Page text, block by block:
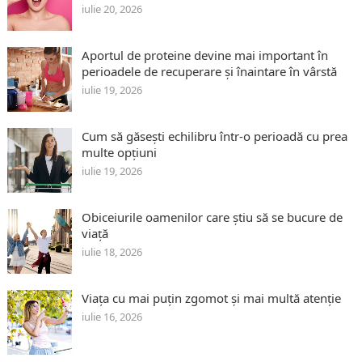
iulie 20, 2026
Aportul de proteine devine mai important în
perioadele de recuperare și înaintare în vârstă
iulie 19, 2026
Cum să găsești echilibru într-o perioadă cu prea
multe opțiuni
iulie 19, 2026
Obiceiurile oamenilor care știu să se bucure de
viață
iulie 18, 2026
Viața cu mai puțin zgomot și mai multă atenție
iulie 16, 2026